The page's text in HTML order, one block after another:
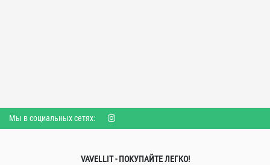
Мы в социальных сетях:
VAVELLIT - ПОКУПАЙТЕ ЛЕГКО!